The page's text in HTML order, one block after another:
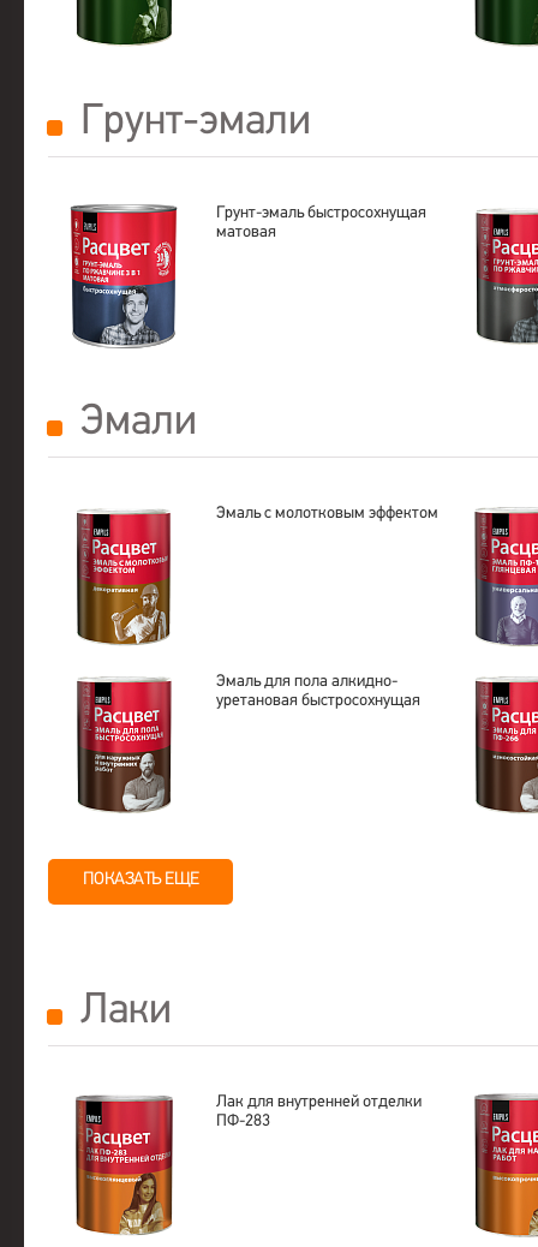
Грунт-эмали
Грунт-эмаль быстросохнущая
матовая
Эмали
Эмаль с молотковым эффектом
Эмаль для пола алкидно-
уретановая быстросохнущая
ПОКАЗАТЬ ЕЩЕ
Лаки
Лак для внутренней отделки
ПФ-283